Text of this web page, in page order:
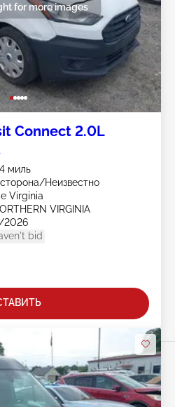
for more images
Connect 2.0L
миль
Неизвестно
Virginia
VIRGINIA
bid